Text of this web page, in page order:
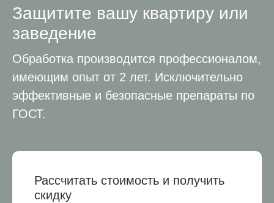
Защитите вашу квартиру или
заведение
Обработка производится профессионалом,
имеющим опыт от 2 лет. Исключительно
эффективные и безопасные препараты по
ГОСТ.
Рассчитать стоимость и получить
скидку